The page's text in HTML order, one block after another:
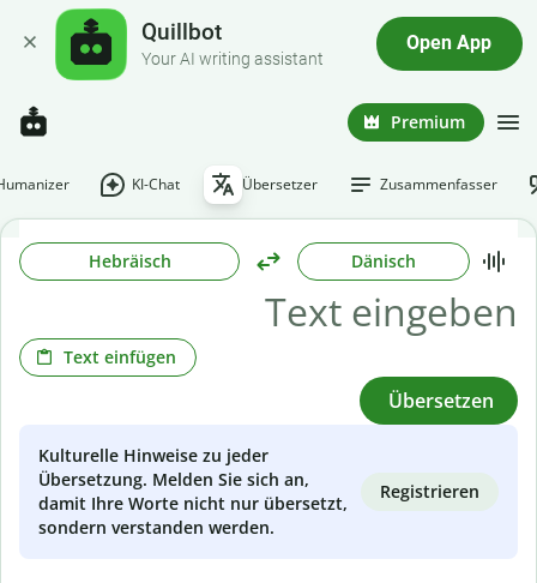
Quillbot
Your AI writing assistant
Open App
Premium
KI-Chat Übersetzer Zusammenfasser
Hebräisch Dänisch
Text einfügen
Übersetzen
Kulturelle Hinweise zu jeder
Übersetzung. Melden Sie sich an,
damit Ihre Worte nicht nur übersetzt,
sondern verstanden werden.
Registrieren